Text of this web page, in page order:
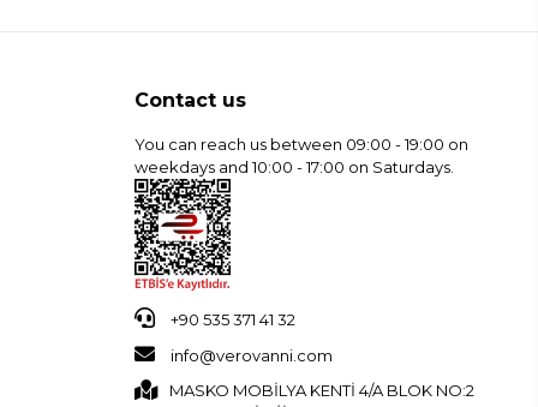
Contact us
You can reach us between 09:00 - 19:00 on
weekdays and 10:00 - 17:00 on Saturdays.
+90 535 371 41 32
info@verovanni.com
MASKO MOBİLYA KENTİ 4/A BLOK NO:2